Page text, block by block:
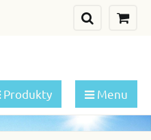
Produkty Menu